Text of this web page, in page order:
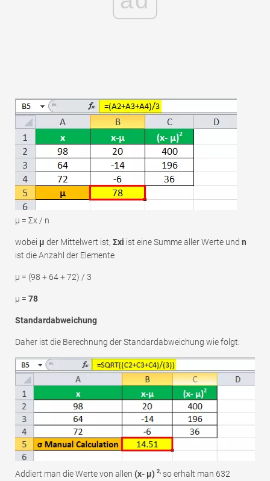
μ = Σx / n
wobei μ der Mittelwert ist; Σxi ist eine Summe aller Werte und n
ist die Anzahl der Elemente
μ = (98 + 64 + 72) / 3
μ = 78
Standardabweichung
Daher ist die Berechnung der Standardabweichung wie folgt:
Addiert man die Werte von allen (x- μ) 2, so erhält man 632